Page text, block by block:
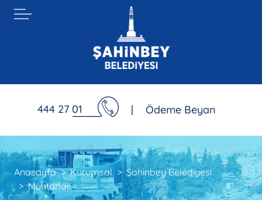
444 27 01 | Ödeme Beyan
Anasayfa Kurumsal
Şahinbey Belediyesi
Muhtarlar